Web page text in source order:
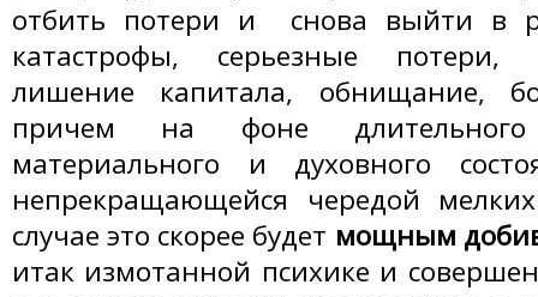
отбить потери и снова выйти в
катастрофы, серьезные потери,
лишение капитала, обнищание,
причем на фоне
материального и духовного
непрекращающейся чередой
случае это скорее будет мощным
итак измотанной психике и